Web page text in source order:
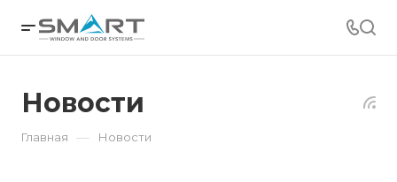
Новости
Главная — Новости